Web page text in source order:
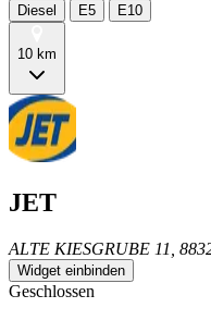
Diesel E5 E10
10 km
JET
ALTE KIESGRUBE 11,
Widget einbinden
Geschlossen